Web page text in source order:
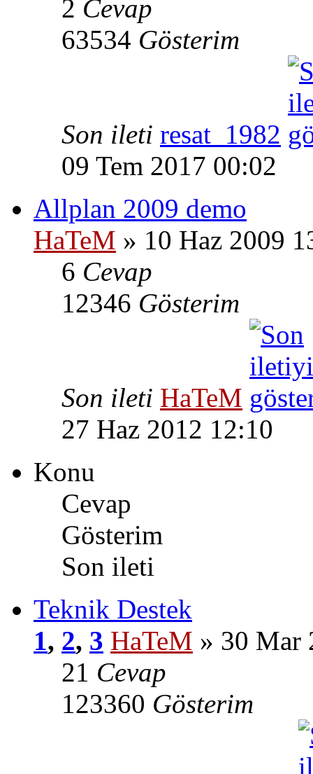
2 Cevap
63534 Gösterim
Son ileti resat_1982
09 Tem 2017 00:02
Allplan 2009 demo
HaTeM » 10 Haz 2009
6 Cevap
12346 Gösterim
Son ileti HaTeM
27 Haz 2012 12:10
Konu
Cevap
Gösterim
Son ileti
Teknik Destek
1, 2, 3 HaTeM » 30 Mar
21 Cevap
123360 Gösterim